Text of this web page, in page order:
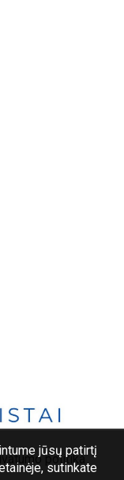
politika
jūsų patirtį
sutinkate